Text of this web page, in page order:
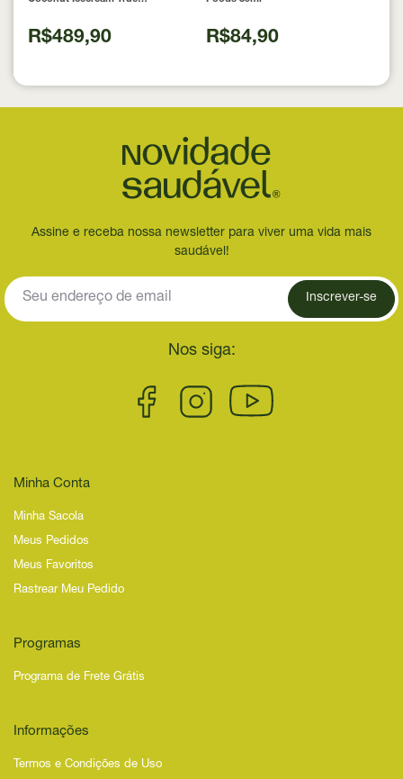
R$489,90 R$84,90
Assine e receba nossa newsletter para viver uma vida mais
saudável!
Inscrever-se
Nos siga:
Minha Conta
Minha Sacola
Meus Pedidos
Meus Favoritos
Rastrear Meu Pedido
Programas
Programa de Frete Grátis
Informações
Termos e Condições de Uso